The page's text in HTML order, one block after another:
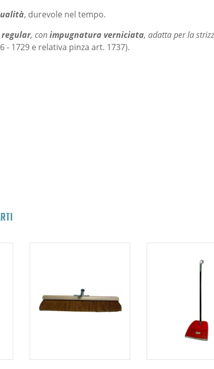
, durevole nel tempo.
regular, conimpugnatura verniciata, adatta per la
- 1729 e relativa pinza art. 1737).